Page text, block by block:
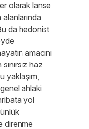
olarak lanse
da hedonist
amacını
haz
yaklaşım,
ahlaki
yol
direnme